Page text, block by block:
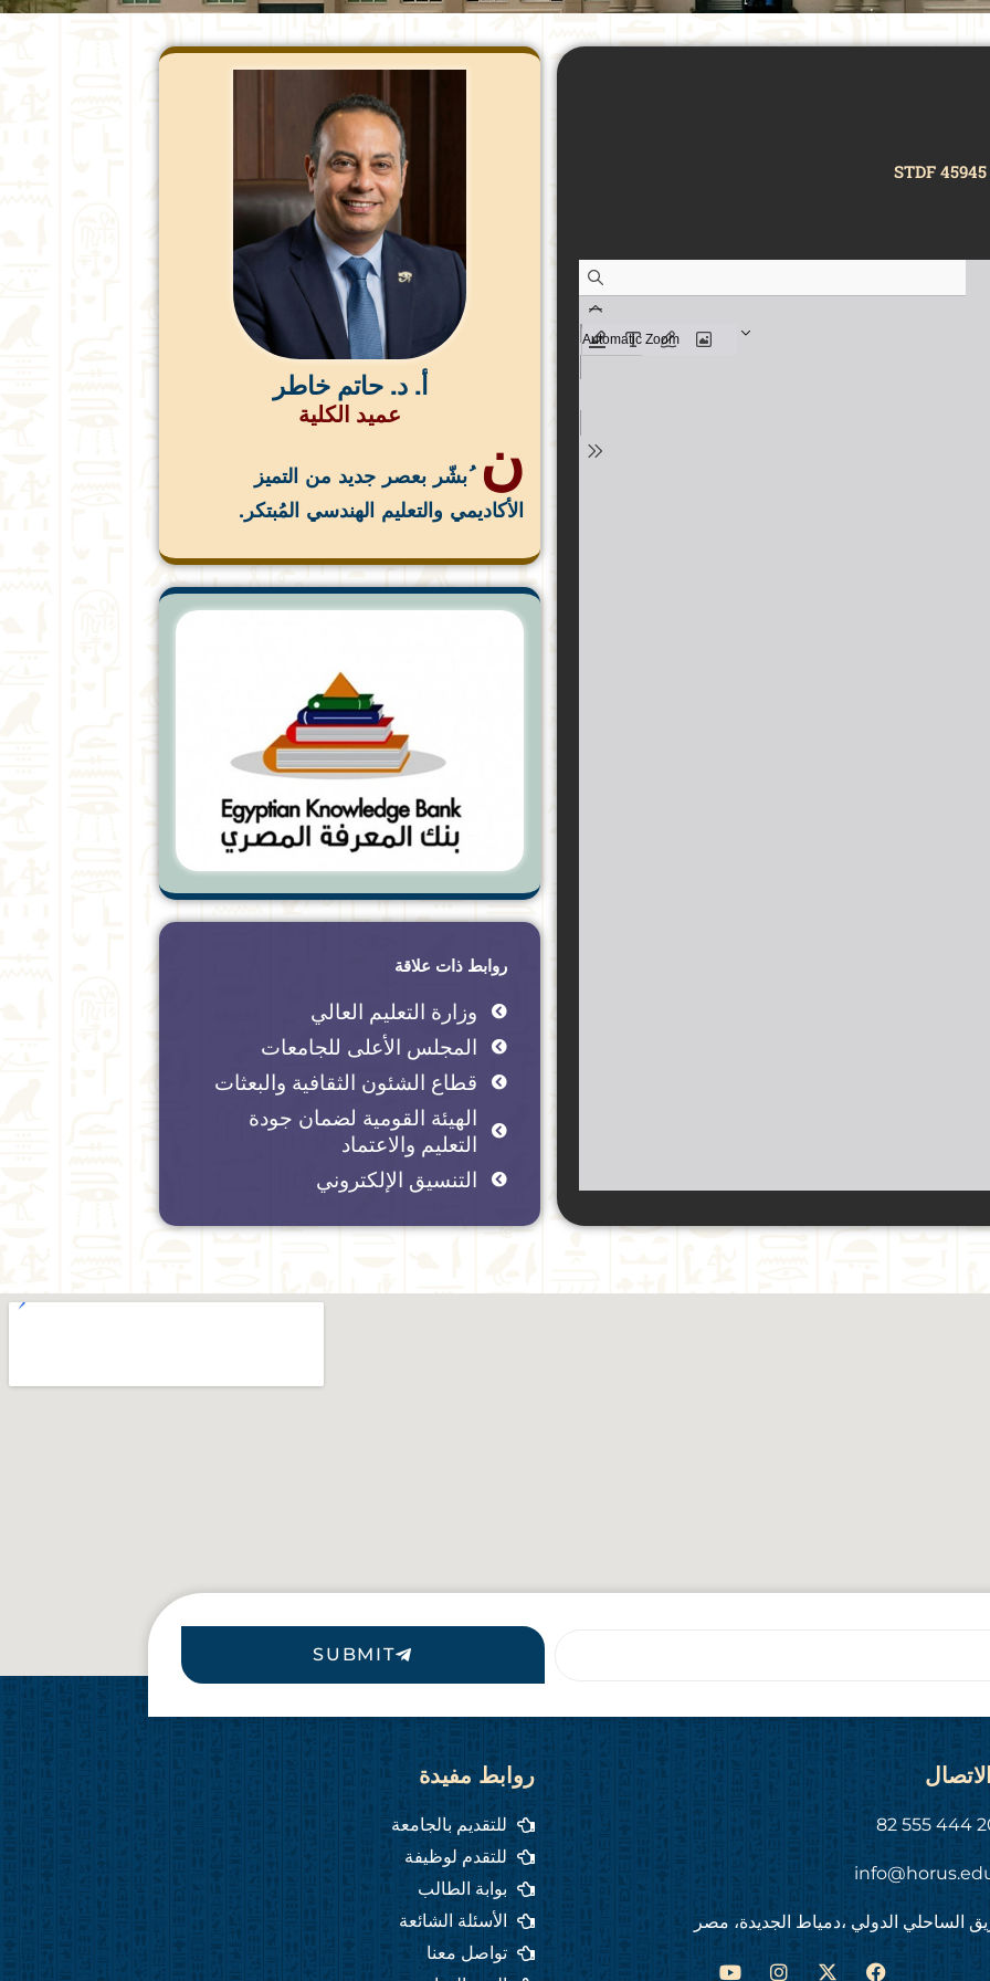
STDF
أ. د. حاتم خاطر
عميد الكلية
ن
ُبشّر بعصر جديد من التميز
الأكاديمي والتعليم الهندسي المُبتكر.
روابط ذات علاقة
وزارة التعليم العالي
المجلس الأعلى للجامعات
قطاع الشئون الثقافية والبعثات
الهيئة القومية لضمان جودة
التعليم والاعتماد
التنسيق الإلكتروني
SUBMIT
الساحلي الدولي ،دمياط الجديدة، مصر
F
I
Y
روابط مفيدة
للتقديم بالجامعة
للتقدم لوظيفة
بوابة الطالب
الأسئلة الشائعة
تواصل معنا